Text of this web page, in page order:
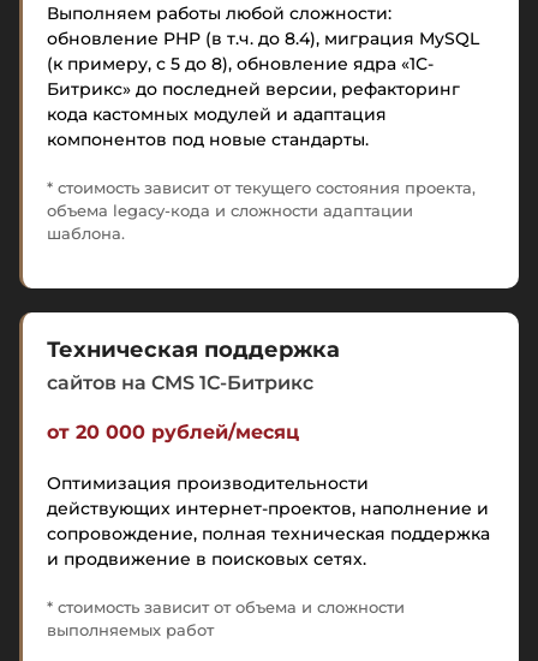
Выполняем работы любой сложности:
обновление PHP (в т.ч. до 8.4), миграция MySQL
(к примеру, с 5 до 8), обновление ядра «1С-
Битрикс» до последней версии, рефакторинг
кода кастомных модулей и адаптация
компонентов под новые стандарты.
* стоимость зависит от текущего состояния проекта,
объема legacy-кода и сложности адаптации
шаблона.
Техническая поддержка
сайтов на CMS 1C-Битрикс
от 20 000 рублей/месяц
Оптимизация производительности
действующих интернет-проектов, наполнение и
сопровождение, полная техническая поддержка
и продвижение в поисковых сетях.
* стоимость зависит от объема и сложности
выполняемых работ